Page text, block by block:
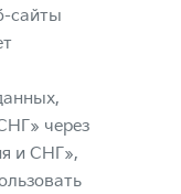
сайты
через
и СНГ»,